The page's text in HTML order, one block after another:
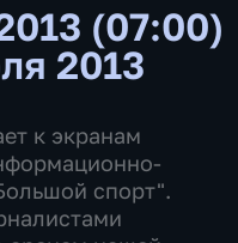
(07:00)
2013
к экранам
спорт".